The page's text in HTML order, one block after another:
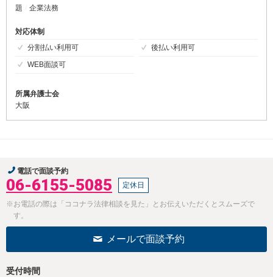
題
企業法務
対応体制
分割払い利用可
後払い利用可
WEB面談可
所属弁護士会
大阪
電話で面談予約
06-6155-5085 定休日
※お電話の際は「ココナラ法律相談を見た」とお伝えいただくとスムーズで
す。
メールで面談予約
受付時間